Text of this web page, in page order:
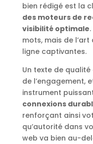
bien rédigé est la
des moteurs de
visibilité optimale
mots, mais de
ligne captivantes.
Un texte de
de l’engagement,
instrument
connexions
renforçant ainsi
qu’autorité dans
web va bien au-